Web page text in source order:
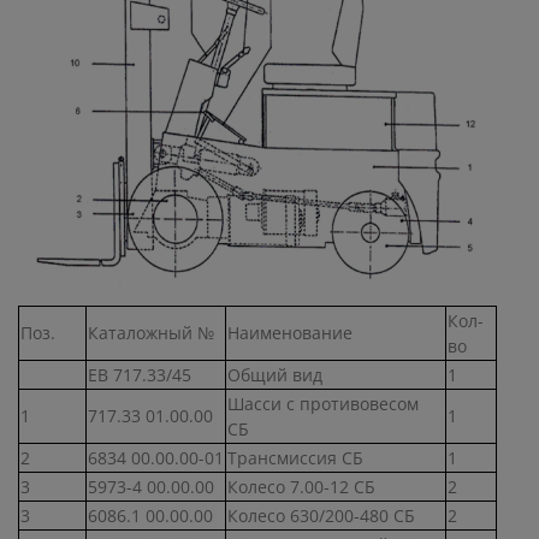
Поз. Каталожный № Наименование
Кол-
во
ЕВ 717.33/45
Общий вид
1
1
717.33 01.00.00
Шасси с противовесом
СБ
1
2
6834 00.00.00-01 Трансмиссия СБ
1
3
5973-4 00.00.00 Колесо 7.00-12 СБ
2
3
6086.1 00.00.00 Колесо 630/200-480 СБ
2